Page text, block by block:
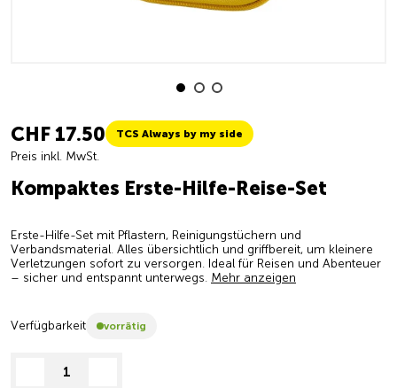
CHF 17.50 TCS Always by my side
Preis inkl. MwSt.
Kompaktes Erste-Hilfe-Reise-Set
Erste-Hilfe-Set mit Pflastern, Reinigungstüchern und
Verbandsmaterial. Alles übersichtlich und griffbereit, um kleinere
Verletzungen sofort zu versorgen. Ideal für Reisen und Abenteuer
– sicher und entspannt unterwegs. Mehr anzeigen
Verfügbarkeit vorrätig
decrease quantity